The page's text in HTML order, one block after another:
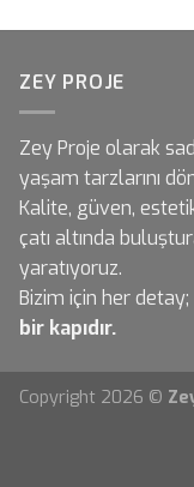
ZEY PROJE
Zey Proje olarak
yaşam tarzlarını
Kalite, güven,
çatı altında
yaratıyoruz.
Bizim için her detay;
bir kapıdır.
Copyright 2026 ©